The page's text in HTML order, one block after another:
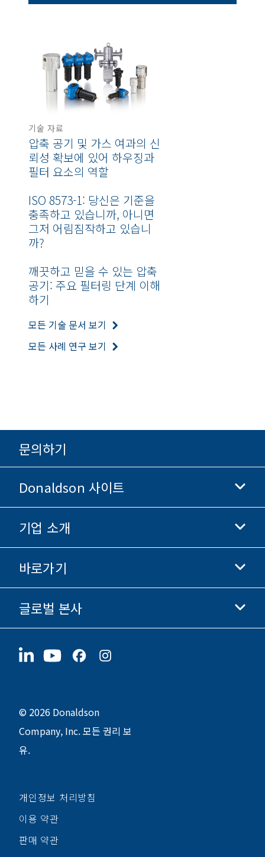
기술 자료
압축 공기 및 가스 여과의 신
뢰성 확보에 있어 하우징과
필터 요소의 역할
ISO 8573-1: 당신은 기준을
충족하고 있습니까, 아니면
그저 어림짐작하고 있습니
까?
깨끗하고 믿을 수 있는 압축
공기: 주요 필터링 단계 이해
하기
모든 기술 문서 보기
모든 사례 연구 보기
문의하기
Donaldson 사이트
Donaldson 생명과학
Donaldson 쇼핑
기업 소개
기업 정보
윤리 및 준법 경영
채용 정보
바로가기
투자자 정보
협력업체
지속가능성
글로벌 본사
1400 W 94th Street
© 2026 Donaldson
Company, Inc. 모든 권리 보
유.
개인정보 처리방침
이용 약관
판매 약관